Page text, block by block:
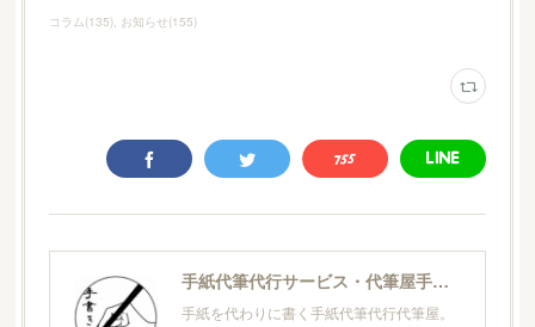
コラム(135) お知らせ(155)
手紙代筆代行サービス・代筆屋手書き屋®
手紙を代わりに書く手紙代筆代行代筆屋。